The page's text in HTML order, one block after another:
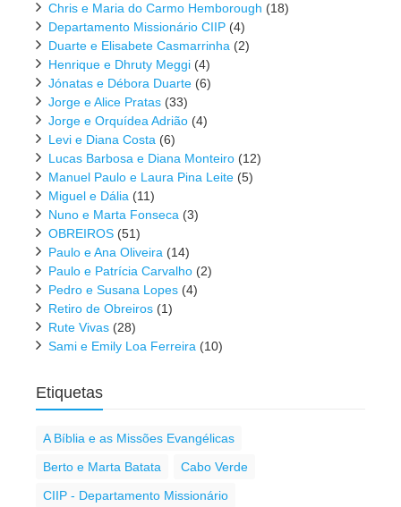
Chris e Maria do Carmo Hemborough (18)
Departamento Missionário CIIP (4)
Duarte e Elisabete Casmarrinha (2)
Henrique e Dhruty Meggi (4)
Jónatas e Débora Duarte (6)
Jorge e Alice Pratas (33)
Jorge e Orquídea Adrião (4)
Levi e Diana Costa (6)
Lucas Barbosa e Diana Monteiro (12)
Manuel Paulo e Laura Pina Leite (5)
Miguel e Dália (11)
Nuno e Marta Fonseca (3)
OBREIROS (51)
Paulo e Ana Oliveira (14)
Paulo e Patrícia Carvalho (2)
Pedro e Susana Lopes (4)
Retiro de Obreiros (1)
Rute Vivas (28)
Sami e Emily Loa Ferreira (10)
Etiquetas
A Bíblia e as Missões Evangélicas
Berto e Marta Batata
Cabo Verde
CIIP - Departamento Missionário